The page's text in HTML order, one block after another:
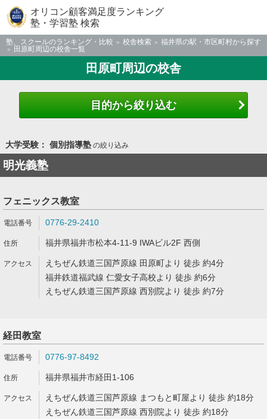
オリコン顧客満足度ランキング
塾・学習塾 検索
塾、スクールのランキング・比較 校舎検索
福井県の駅・市区町村から探す
田原町周辺の校舎一覧
田原町周辺の校舎
目的から絞り込む
大学受験： 個別指導塾の絞り込み
明光義塾
フェニックス教室
0776-29-2410
福井県福井市松本4-11-9 IWAビル2F 西側
えちぜん鉄道三国芦原線 田原町より 徒歩 約4分
福井鉄道福武線 仁愛女子高校より 徒歩 約6分
えちぜん鉄道三国芦原線 西別院より 徒歩 約7分
経田教室
0776-97-8492
福井県福井市経田1-106
えちぜん鉄道三国芦原線 まつもと町屋より 徒歩 約18分
えちぜん鉄道三国芦原線 西別院より 徒歩 約18分